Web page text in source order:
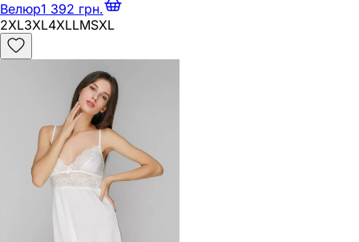
Велюр1 392 грн.
2XL3XL4XLLMSXL